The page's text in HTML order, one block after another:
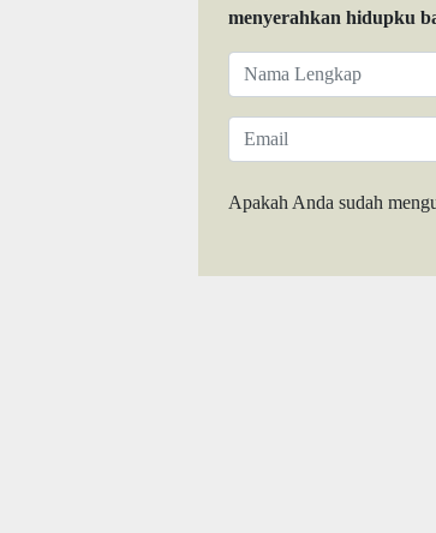
menyerahkan hidupku
Apakah Anda sudah